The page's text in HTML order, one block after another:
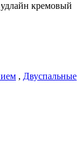
кремовый
, Двуспальные